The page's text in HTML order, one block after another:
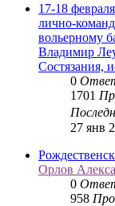
17-18
лично-
вольерному
Владимир
Состязания,
0
1701
27 янв
Орлов
0
958